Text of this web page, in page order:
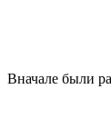
Вначале были